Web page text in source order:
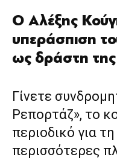
Ο Αλέξης
υπεράσπιση
ως δράστη
Γίνετε
Ρεπορτάζ», το
περιοδικό για
περισσότερες